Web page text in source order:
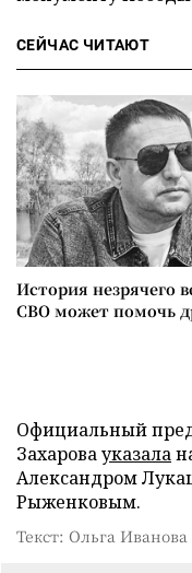
СЕЙЧАС ЧИТАЮТ
История незрячего
СВО может помочь
Официальный
Захаровауказала
Александром
Рыженковым.
Текст: Ольга Иванова